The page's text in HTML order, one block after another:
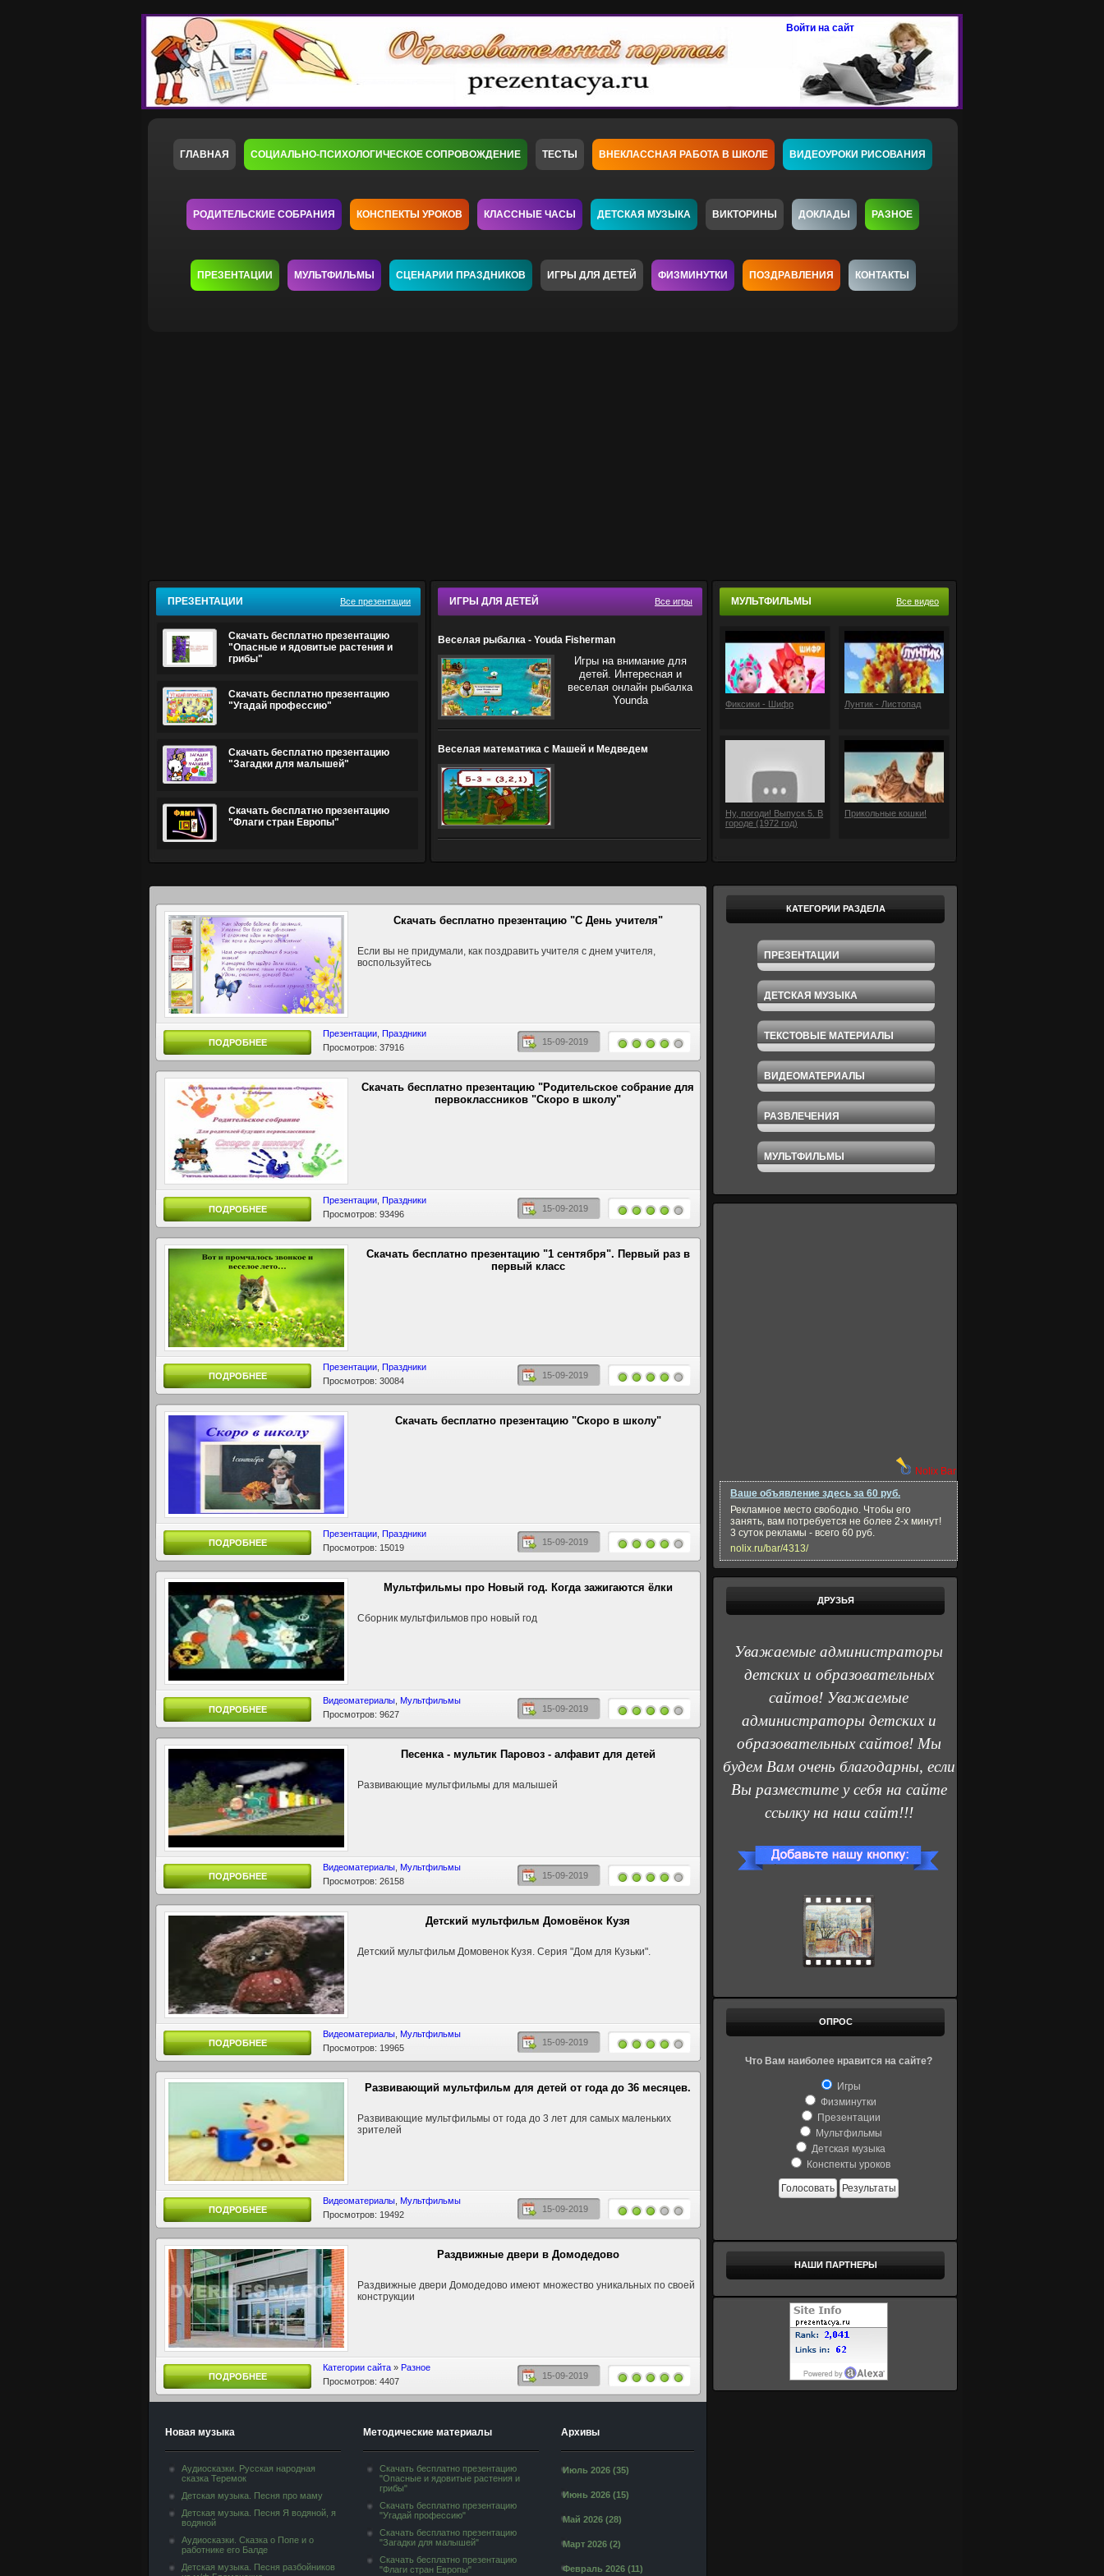
Войти на сайт
ГЛАВНАЯ СОЦИАЛЬНО-ПСИХОЛОГИЧЕСКОЕ СОПРОВОЖДЕНИЕ ТЕСТЫ ВНЕКЛАССНАЯ РАБОТА В ШКОЛЕ ВИДЕОУРОКИ РИСОВАНИЯ
РОДИТЕЛЬСКИЕ СОБРАНИЯ КОНСПЕКТЫ УРОКОВ КЛАССНЫЕ ЧАСЫ ДЕТСКАЯ МУЗЫКА ВИКТОРИНЫ ДОКЛАДЫ РАЗНОЕ
ПРЕЗЕНТАЦИИ МУЛЬТФИЛЬМЫ СЦЕНАРИИ ПРАЗДНИКОВ ИГРЫ ДЛЯ ДЕТЕЙ ФИЗМИНУТКИ ПОЗДРАВЛЕНИЯ КОНТАКТЫ
ПРЕЗЕНТАЦИИ Все презентации
Скачать бесплатно презентацию
"Опасные и ядовитые растения и
грибы"
Скачать бесплатно презентацию
"Угадай профессию"
Скачать бесплатно презентацию
"Загадки для малышей"
Скачать бесплатно презентацию
"Флаги стран Европы"
ИГРЫ ДЛЯ ДЕТЕЙ Все игры
Веселая рыбалка - Youda Fisherman
Игры на внимание для
детей. Интересная и
веселая онлайн рыбалка
Younda
Веселая математика с Машей и Медведем
МУЛЬТФИЛЬМЫ Все видео
Фиксики - Шифр Лунтик - Листопад
Ну, погоди! Выпуск 5. В
городе (1972 год)
Прикольные кошки!
Скачать бесплатно презентацию "С День учителя"
Если вы не придумали, как поздравить учителя с днем учителя,
воспользуйтесь
ПОДРОБНЕЕ
Презентации Праздники
Просмотров: 37916
15-09-2019
Скачать бесплатно презентацию "Родительское собрание для
первоклассников "Скоро в школу"
ПОДРОБНЕЕ
Презентации Праздники
Просмотров: 93496
15-09-2019
Cкачать бесплатно презентацию "1 сентября". Первый раз в
первый класс
ПОДРОБНЕЕ
Презентации Праздники
Просмотров: 30084
15-09-2019
Скачать бесплатно презентацию "Скоро в школу"
ПОДРОБНЕЕ
Презентации Праздники
Просмотров: 15019
15-09-2019
Мультфильмы про Новый год. Когда зажигаются ёлки
Сборник мультфильмов про новый год
ПОДРОБНЕЕ
Видеоматериалы Мультфильмы
Просмотров: 9627
15-09-2019
Песенка - мультик Паровоз - алфавит для детей
Развивающие мультфильмы для малышей
ПОДРОБНЕЕ
Видеоматериалы Мультфильмы
Просмотров: 26158
15-09-2019
Детский мультфильм Домовёнок Кузя
Детский мультфильм Домовенок Кузя. Серия "Дом для Кузьки".
ПОДРОБНЕЕ
Видеоматериалы Мультфильмы
Просмотров: 19965
15-09-2019
Развивающий мультфильм для детей от года до 36 месяцев.
Развивающие мультфильмы от года до 3 лет для самых маленьких
зрителей
ПОДРОБНЕЕ
Видеоматериалы Мультфильмы
Просмотров: 19492
15-09-2019
Раздвижные двери в Домодедово
Раздвижные двери Домодедово имеют множество уникальных по своей
конструкции
ПОДРОБНЕЕ
Категории сайта » Разное
Просмотров: 4407
15-09-2019
Новая музыка
Аудиосказки. Русская народная
сказка Теремок
Детская музыка. Песня про маму
Детская музыка. Песня Я водяной, я
водяной
Аудиосказки. Сказка о Попе и о
работнике его Балде
Детская музыка. Песня разбойников
Методические материалы
Скачать бесплатно презентацию
"Опасные и ядовитые растения и
грибы"
Скачать бесплатно презентацию
"Угадай профессию"
Скачать бесплатно презентацию
"Загадки для малышей"
Скачать бесплатно презентацию
"Флаги стран Европы"
Архивы
Июль 2026 (35)
Июнь 2026 (15)
Май 2026 (28)
Март 2026 (2)
Февраль 2026 (11)
КАТЕГОРИИ РАЗДЕЛА
ПРЕЗЕНТАЦИИ
ДЕТСКАЯ МУЗЫКА
ТЕКСТОВЫЕ МАТЕРИАЛЫ
ВИДЕОМАТЕРИАЛЫ
РАЗВЛЕЧЕНИЯ
МУЛЬТФИЛЬМЫ
Nolix Bar
Ваше объявление здесь за 60 руб.
Рекламное место свободно. Чтобы его
занять, вам потребуется не более 2-х минут!
3 суток рекламы - всего 60 руб.
nolix.ru/bar/4313/
ДРУЗЬЯ
Уважаемые администраторы
детских и образовательных
сайтов! Уважаемые
администраторы детских и
образовательных сайтов! Мы
будем Вам очень благодарны, если
Вы разместите у себя на сайте
ссылку на наш сайт!!!
ОПРОС
Что Вам наиболее нравится на сайте?
Игры
Физминутки
Презентации
Мультфильмы
Детская музыка
Конспекты уроков
Голосовать Результаты
НАШИ ПАРТНЕРЫ